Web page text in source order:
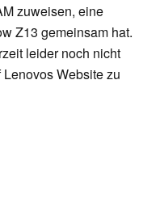
zuweisen, eine
Z13 gemeinsam hat.
leider noch nicht
Website zu